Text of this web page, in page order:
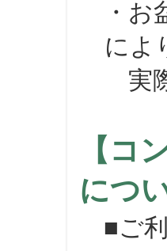
・お
によ
実際
【コ
につ
■ご利